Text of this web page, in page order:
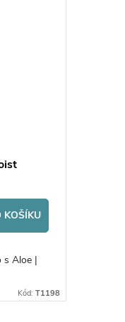
KOŠÍKU
s Aloe |
Kód: T1198